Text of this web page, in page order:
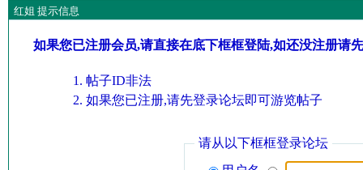
红姐 提示信息
如果您已注册会员,请直接在底下框框登陆,如还没注册请
帖子ID非法
如果您已注册,请先登录论坛即可游览帖子
请从以下框框登录论坛